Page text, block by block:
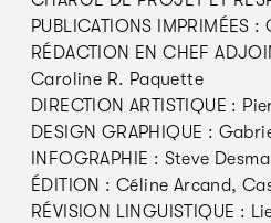
PUBLICATIONS IMPRIMÉES
RÉDACTION EN CHEF
Caroline R. Paquette
DIRECTION ARTISTIQUE :
DESIGN GRAPHIQUE :
INFOGRAPHIE : Steve
ÉDITION : Céline Arcand,
RÉVISION LINGUISTIQUE :